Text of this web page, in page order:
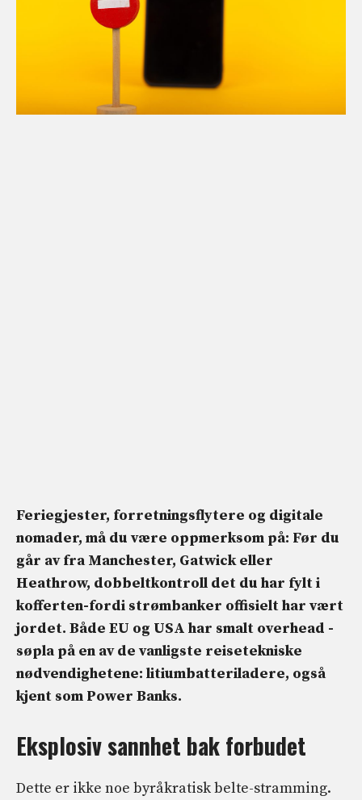
Feriegjester, forretningsflytere og digitale
nomader, må du være oppmerksom på: Før du
går av fra Manchester, Gatwick eller
Heathrow, dobbeltkontroll det du har fylt i
kofferten-fordi strømbanker offisielt har vært
jordet. Både EU og USA har smalt overhead -
søpla på en av de vanligste reisetekniske
nødvendighetene: litiumbatteriladere, også
kjent som Power Banks.
Eksplosiv sannhet bak forbudet
Dette er ikke noe byråkratisk belte-stramming.